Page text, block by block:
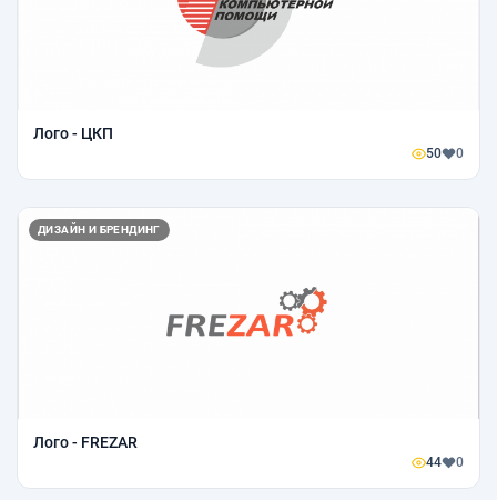
Лого - ЦКП
50 0
ДИЗАЙН И БРЕНДИНГ
Лого - FREZAR
44 0